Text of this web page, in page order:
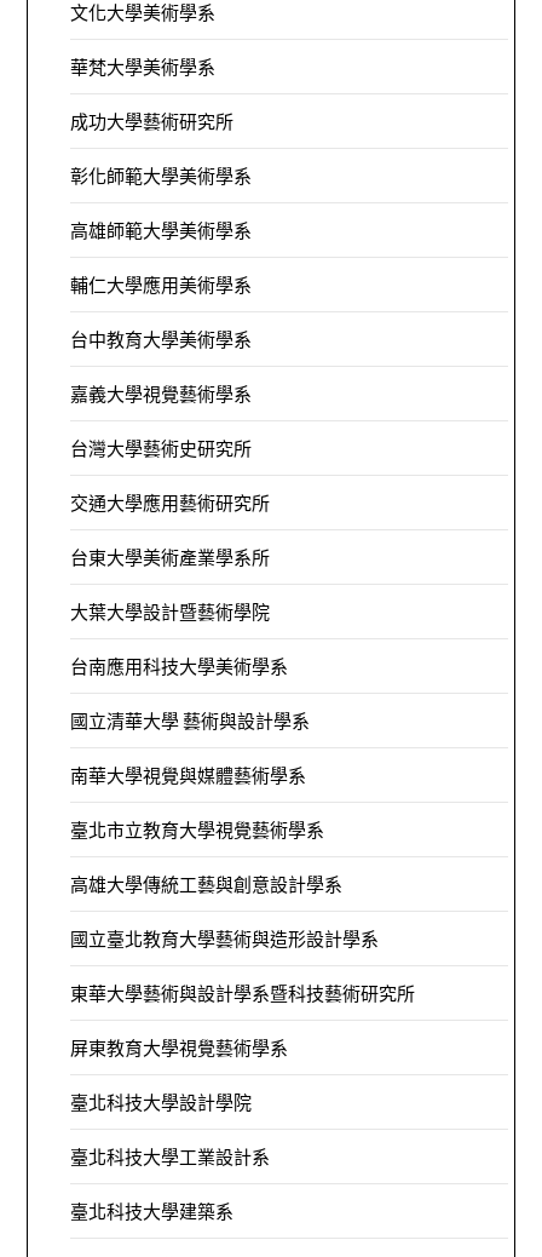
文化大學美術學系
華梵大學美術學系
成功大學藝術研究所
彰化師範大學美術學系
高雄師範大學美術學系
輔仁大學應用美術學系
台中教育大學美術學系
嘉義大學視覺藝術學系
台灣大學藝術史研究所
交通大學應用藝術研究所
台東大學美術產業學系所
大葉大學設計暨藝術學院
台南應用科技大學美術學系
國立清華大學 藝術與設計學系
南華大學視覺與媒體藝術學系
臺北市立教育大學視覺藝術學系
高雄大學傳統工藝與創意設計學系
國立臺北教育大學藝術與造形設計學系
東華大學藝術與設計學系暨科技藝術研究所
屏東教育大學視覺藝術學系
臺北科技大學設計學院
臺北科技大學工業設計系
臺北科技大學建築系